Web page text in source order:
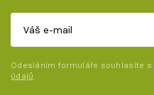
Odesláním formuláře souhlasíte s
údajů